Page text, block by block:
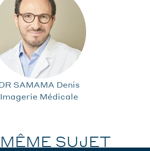
SAMAMA Denis
Imagerie Médicale
SUJET